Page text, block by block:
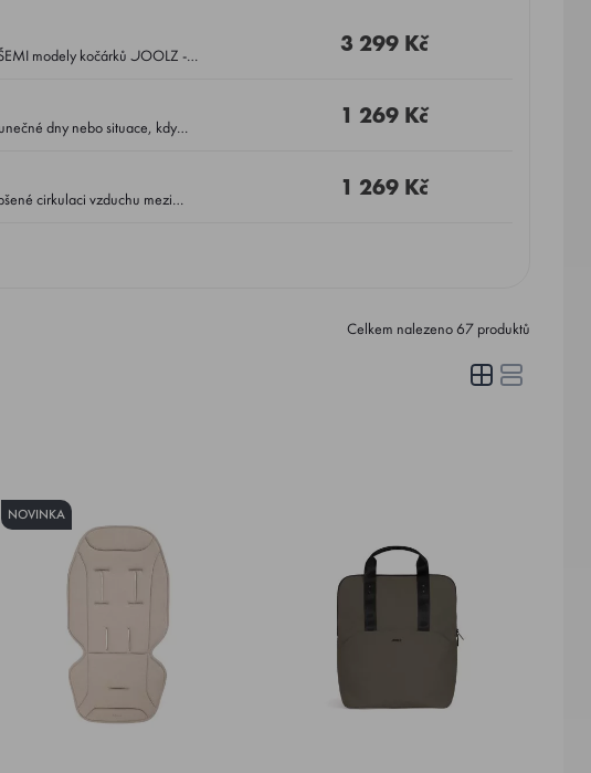
3 299 Kč
1 269 Kč
1 269 Kč
Celkem nalezeno67produktů
NOVINKA